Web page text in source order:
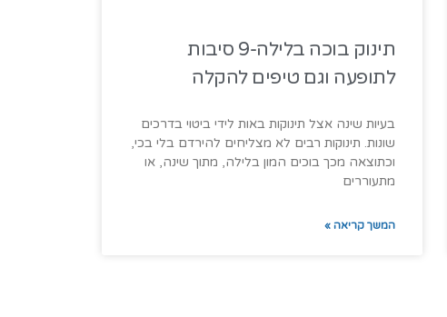
תינוק בוכה בלילה-9 סיבות
לתופעה וגם טיפים להקלה
בעיות שינה אצל תינוקות באות לידי ביטוי בדרכים
שונות. תינוקות רבים לא מצליחים להירדם בלי בכי,
וכתוצאה מכך בוכים המון בלילה, מתוך שינה, או
מתעוררים
המשך קריאה »